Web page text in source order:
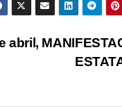
abril,